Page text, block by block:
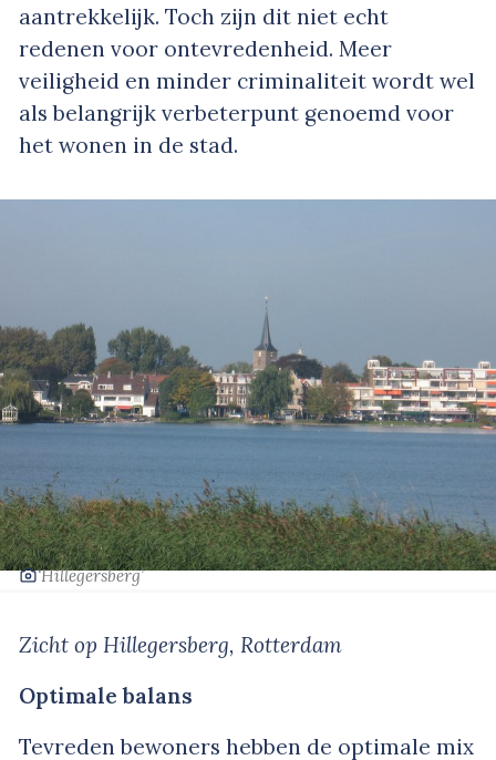
aantrekkelijk. Toch zijn dit niet echt
redenen voor ontevredenheid. Meer
veiligheid en minder criminaliteit wordt wel
als belangrijk verbeterpunt genoemd voor
het wonen in de stad.
‘Hillegersberg’
Zicht op Hillegersberg, Rotterdam
Optimale balans
Tevreden bewoners hebben de optimale mix